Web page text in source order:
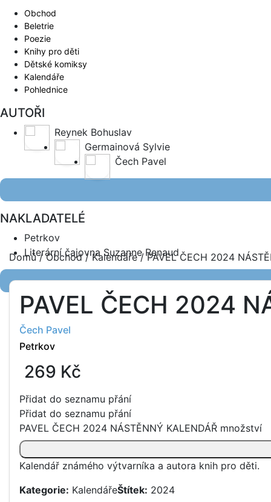
Obchod
Beletrie
Poezie
Knihy pro děti
Dětské komiksy
Kalendáře
Pohlednice
AUTOŘI
Reynek Bohuslav
Germainová Sylvie
Čech Pavel
NAKLADATELÉ
Petrkov
Literární čajovna Suzanne Renaud
Domů/Obchod/Kalendáře/ PAVEL ČECH 2024
PAVEL ČECH 2024
Čech Pavel
Petrkov
269 Kč
Přidat do seznamu přání
Přidat do seznamu přání
PAVEL ČECH 2024 NÁSTĚNNÝ KALENDÁŘ množství
Kalendář známého výtvarníka a autora knih pro děti.
Kategorie: KalendářeŠtítek: 2024